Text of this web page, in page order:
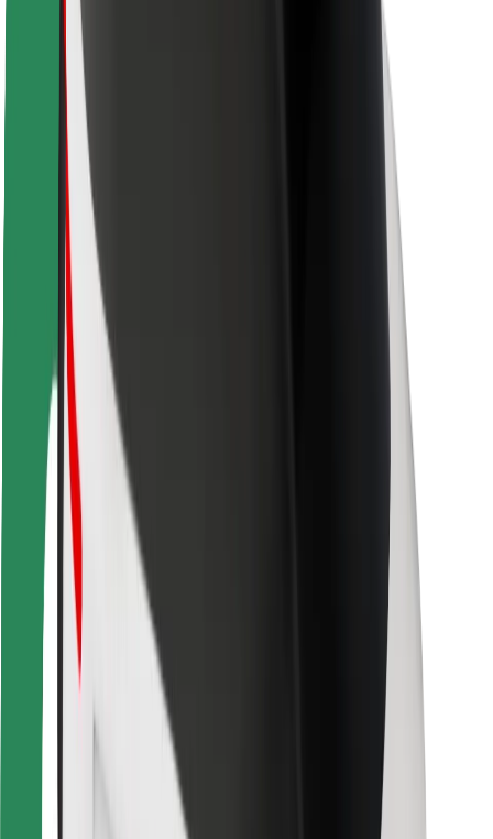
Villes
Solutions pour les villes
Aéroports
Stations de charge Bolt
Support
Pour les passagers
Pour les chauffeurs
Pour les livreurs
Bolt Food
Pour les propriétaires de flotte
Pour les restaurants
Bolt for Business
Autres
Fournisseurs
Conditions générales